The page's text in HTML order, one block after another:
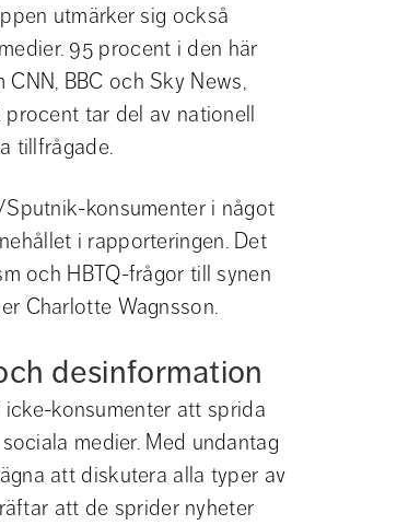
utmärker sig också
95 procent i den här
BBC och Sky News,
tar del av nationell
tillfrågade.
konsumenter i något
i rapporteringen. Det
och HBTQ-frågor till synen
Charlotte Wagnsson.
desinformation
konsumenter att sprida
medier. Med undantag
att diskutera alla typer av
att de sprider nyheter